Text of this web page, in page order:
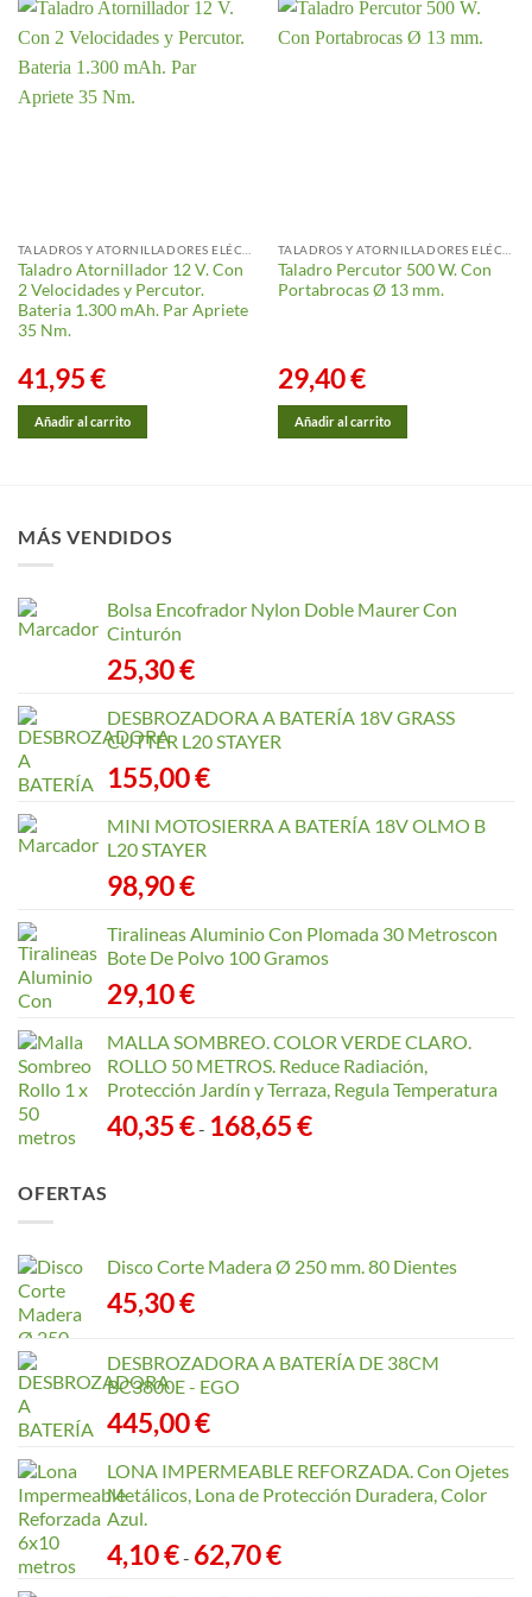
Taladro Atornillador 12 V. Con
2 Velocidades y Percutor.
Bateria 1.300 mAh. Par Apriete
35 Nm.
41,95€
Añadir al carrito
Taladro Percutor 500 W. Con
Portabrocas Ø 13 mm.
29,40€
Añadir al carrito
MÁS VENDIDOS
Bolsa Encofrador Nylon Doble Maurer Con
Cinturón
25,30€
DESBROZADORA A BATERÍA 18V GRASS
CUTTER L20 STAYER
155,00€
MINI MOTOSIERRA A BATERÍA 18V OLMO B
L20 STAYER
98,90€
Tiralineas Aluminio Con Plomada 30 Metroscon
Bote De Polvo 100 Gramos
29,10€
MALLA SOMBREO. COLOR VERDE CLARO.
ROLLO 50 METROS. Reduce Radiación,
Protección Jardín y Terraza, Regula Temperatura
40,35€- 168,65€Rango
168,65 €
OFERTAS
Disco Corte Madera Ø 250 mm. 80 Dientes
45,30€
DESBROZADORA A BATERÍA DE 38CM
BC3800E - EGO
445,00€
LONA IMPERMEABLE REFORZADA. Con Ojetes
Metálicos, Lona de Protección Duradera, Color
Azul.
4,10€- 62,70€Rango